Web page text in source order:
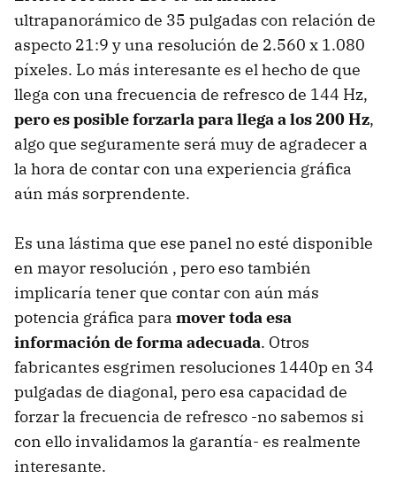
ultrapanorámico de 35 pulgadas con relación de
aspecto 21:9 y una resolución de 2.560 x 1.080
píxeles. Lo más interesante es el hecho de que
llega con una frecuencia de refresco de 144 Hz,
pero es posible forzarla para llega a los 200 Hz,
algo que seguramente será muy de agradecer a
la hora de contar con una experiencia gráfica
aún más sorprendente.
Es una lástima que ese panel no esté disponible
en mayor resolución , pero eso también
implicaría tener que contar con aún más
potencia gráfica para mover toda esa
información de forma adecuada. Otros
fabricantes esgrimen resoluciones 1440p en 34
pulgadas de diagonal, pero esa capacidad de
forzar la frecuencia de refresco -no sabemos si
con ello invalidamos la garantía- es realmente
interesante.